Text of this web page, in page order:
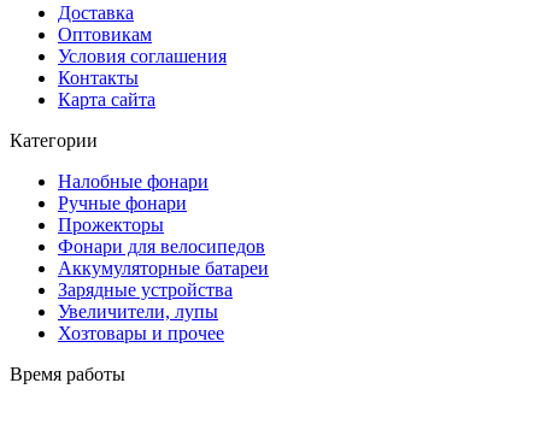
Доставка
Оптовикам
Условия соглашения
Контакты
Карта сайта
Категории
Налобные фонари
Ручные фонари
Прожекторы
Фонари для велосипедов
Аккумуляторные батареи
Зарядные устройства
Увеличители, лупы
Хозтовары и прочее
Время работы